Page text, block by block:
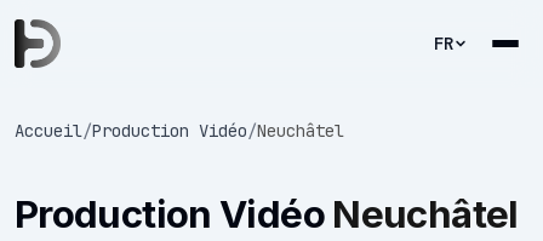
FR
Accueil/Production Vidéo/Neuchâtel
Production Vidéo Neuchâtel